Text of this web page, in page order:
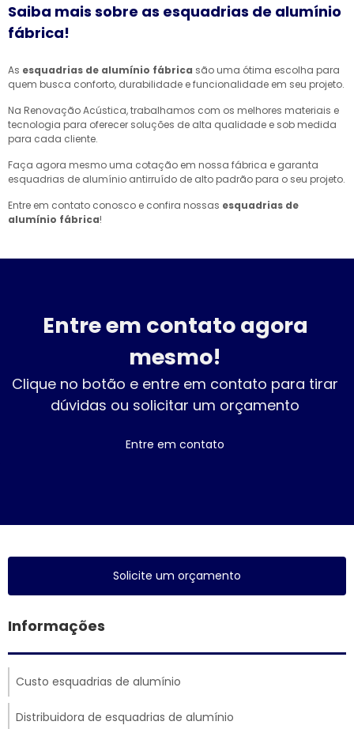
Saiba mais sobre as esquadrias de alumínio
fábrica!
As esquadrias de alumínio fábrica são uma ótima escolha para
quem busca conforto, durabilidade e funcionalidade em seu projeto.
Na Renovação Acústica, trabalhamos com os melhores materiais e
tecnologia para oferecer soluções de alta qualidade e sob medida
para cada cliente.
Faça agora mesmo uma cotação em nossa fábrica e garanta
esquadrias de alumínio antirruído de alto padrão para o seu projeto.
Entre em contato conosco e confira nossas esquadrias de
alumínio fábrica!
Entre em contato agora
mesmo!
Clique no botão e entre em contato para tirar
dúvidas ou solicitar um orçamento
Entre em contato
Solicite um orçamento
Informações
Custo esquadrias de alumínio
Distribuidora de esquadrias de alumínio